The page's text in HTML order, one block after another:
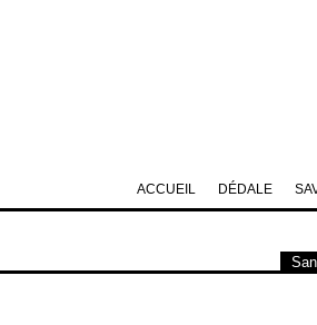
DÉDALE
ACCUEIL